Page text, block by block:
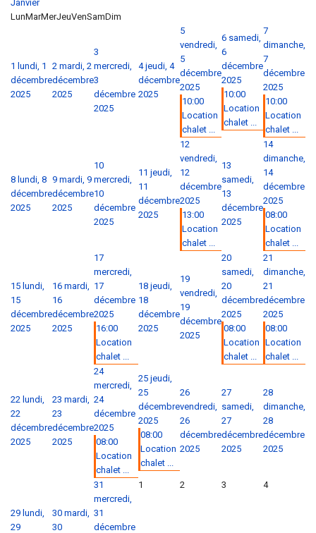
Janvier
LunMarMerJeuVenSamDim
1 lundi, 1
décembre
2025
2 mardi, 2
décembre
2025
3
mercredi,
3
décembre
2025
4 jeudi, 4
décembre
2025
5
vendredi,
5
décembre
2025
10:00
Location
chalet ...
6 samedi,
6
décembre
2025
10:00
Location
chalet ...
7
dimanche,
7
décembre
2025
10:00
Location
chalet ...
8 lundi, 8
décembre
2025
9 mardi, 9
décembre
2025
10
mercredi,
10
décembre
2025
11 jeudi,
11
décembre
2025
12
vendredi,
12
décembre
2025
13:00
Location
chalet ...
13
samedi,
13
décembre
2025
14
dimanche,
14
décembre
2025
08:00
Location
chalet ...
15 lundi,
15
décembre
2025
16 mardi,
16
décembre
2025
17
mercredi,
17
décembre
2025
16:00
Location
chalet ...
18 jeudi,
18
décembre
2025
19
vendredi,
19
décembre
2025
20
samedi,
20
décembre
2025
08:00
Location
chalet ...
21
dimanche,
21
décembre
2025
08:00
Location
chalet ...
22 lundi,
22
décembre
2025
23 mardi,
23
décembre
2025
24
mercredi,
24
décembre
2025
08:00
Location
chalet ...
25 jeudi,
25
décembre
2025
08:00
Location
chalet ...
26
vendredi,
26
décembre
2025
27
samedi,
27
décembre
2025
28
dimanche,
28
décembre
2025
29 lundi,
29
30 mardi,
30
31
mercredi,
31
décembre
1 2 3 4